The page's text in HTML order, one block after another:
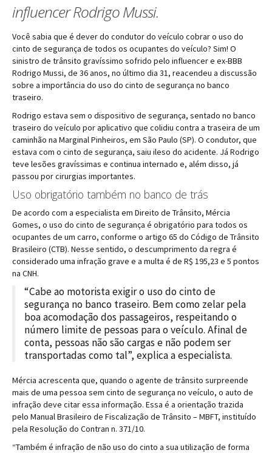
influencer Rodrigo Mussi.
Você sabia que é dever do condutor do veículo cobrar o uso do
cinto de segurança de todos os ocupantes do veículo? Sim! O
sinistro de trânsito gravíssimo sofrido pelo influencer e ex-BBB
Rodrigo Mussi, de 36 anos, no último dia 31, reacendeu a discussão
sobre a importância do uso do cinto de segurança no banco
traseiro.
Rodrigo estava sem o dispositivo de segurança, sentado no banco
traseiro do veículo por aplicativo que colidiu contra a traseira de um
caminhão na Marginal Pinheiros, em São Paulo (SP). O condutor, que
estava com o cinto de segurança, saiu ileso do acidente. Já Rodrigo
teve lesões gravíssimas e continua internado e, além disso, já
passou por cirurgias importantes.
Uso obrigatório também no banco de trás
De acordo com a especialista em Direito de Trânsito, Mércia
Gomes, o uso do cinto de segurança é obrigatório para todos os
ocupantes de um carro, conforme o artigo 65 do Código de Trânsito
Brasileiro (CTB). Nesse sentido, o descumprimento da regra é
considerado uma infração grave e a multa é de R$ 195,23 e 5 pontos
na CNH.
“Cabe ao motorista exigir o uso do cinto de
segurança no banco traseiro. Bem como zelar pela
boa acomodação dos passageiros, respeitando o
número limite de pessoas para o veículo. Afinal de
conta, pessoas não são cargas e não podem ser
transportadas como tal”, explica a especialista.
Mércia acrescenta que, quando o agente de trânsito surpreende
mais de uma pessoa sem cinto de segurança no veículo, o auto de
infração deve citar essa informação. Essa é a orientação trazida
pelo Manual Brasileiro de Fiscalização de Trânsito – MBFT, instituído
pela Resolução do Contran n. 371/10.
“Também é infração de não uso do cinto a sua utilização de forma